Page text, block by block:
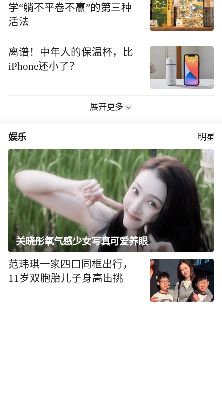
学“躺不平卷不赢”的第三种
活法
离谱！中年人的保温杯，比
iPhone还小了？
展开更多
娱乐 明星
关晓彤氧气感少女写真可爱养眼
范玮琪一家四口同框出行，
11岁双胞胎儿子身高出挑